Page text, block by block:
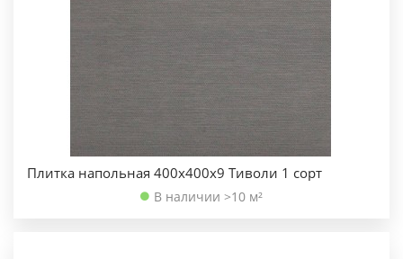
Плитка напольная 400х400х9 Тиволи 1 сорт
В наличии >10 м²